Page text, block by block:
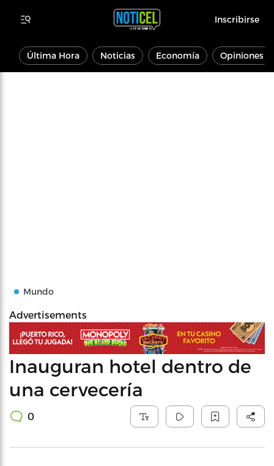
Inscribirse
Última Hora Noticias Economía Opiniones
Mundo
Advertisements
Inauguran hotel dentro de
una cervecería
0